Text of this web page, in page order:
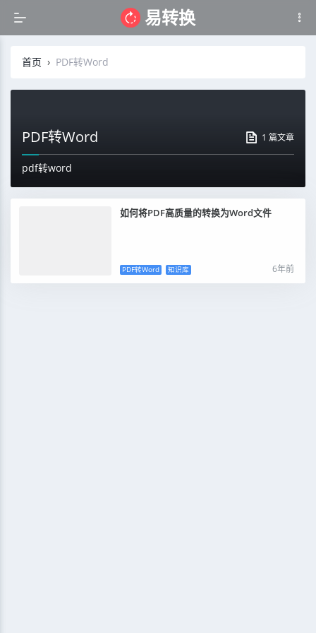
易转换
首页 › PDF转Word
PDF转Word 1 篇文章
pdf转word
如何将PDF高质量的转换为Word文件
PDF转Word 知识库 6年前